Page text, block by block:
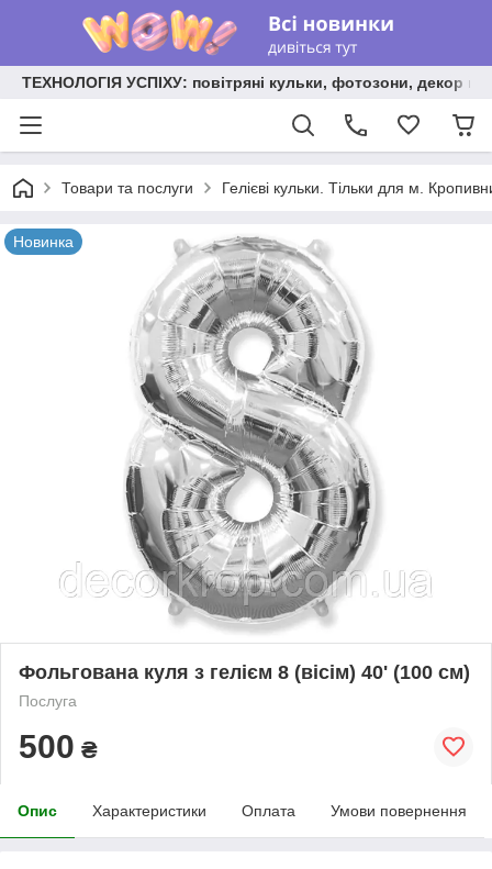
ТЕХНОЛОГІЯ УСПІХУ: повітряні кульки, фотозони, декор на
Товари та послуги Гелієві кульки. Тільки для м.
Новинка
Фольгована куля з гелієм 8 (вісім) 40' (100 см)
Послуга
500 ₴
Опис Характеристики Оплата Умови повернення